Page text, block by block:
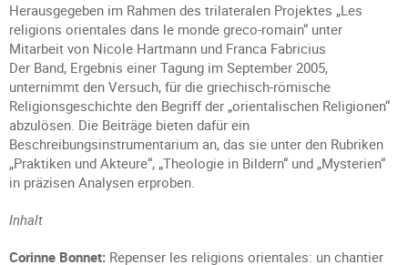
Herausgegeben im Rahmen des trilateralen Projektes „Les
religions orientales dans le monde greco-romain“ unter
Mitarbeit von Nicole Hartmann und Franca Fabricius
Der Band, Ergebnis einer Tagung im September 2005,
unternimmt den Versuch, für die griechisch-römische
Religionsgeschichte den Begriff der „orientalischen Religionen“
abzulösen. Die Beiträge bieten dafür ein
Beschreibungsinstrumentarium an, das sie unter den Rubriken
„Praktiken und Akteure“, „Theologie in Bildern“ und „Mysterien“
in präzisen Analysen erproben.
Inhalt
Corinne Bonnet: Repenser les religions orientales: un chantier